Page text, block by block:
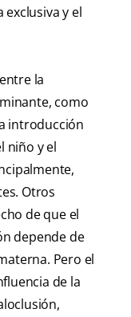
y el
la
como
introducción
niño y el
Otros
de que el
depende de
Pero el
de la